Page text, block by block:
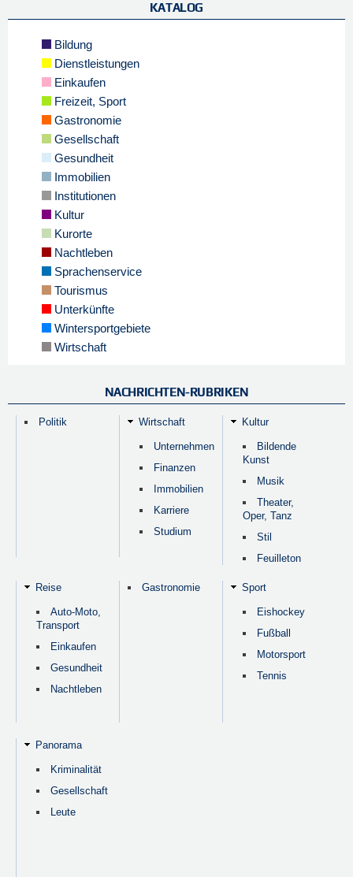
KATALOG
Bildung
Dienstleistungen
Einkaufen
Freizeit, Sport
Gastronomie
Gesellschaft
Gesundheit
Immobilien
Institutionen
Kultur
Kurorte
Nachtleben
Sprachenservice
Tourismus
Unterkünfte
Wintersportgebiete
Wirtschaft
NACHRICHTEN-RUBRIKEN
Politik Wirtschaft
Unternehmen
Finanzen
Immobilien
Karriere
Studium
Kultur
Bildende
Kunst
Musik
Theater,
Oper, Tanz
Stil
Feuilleton
Reise
Auto-Moto,
Transport
Einkaufen
Gesundheit
Nachtleben
Gastronomie Sport
Eishockey
Fußball
Motorsport
Tennis
Panorama
Kriminalität
Gesellschaft
Leute